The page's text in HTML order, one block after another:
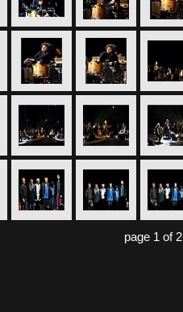
page 1 of 2